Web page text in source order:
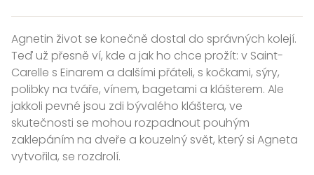
Agnetin život se konečně dostal do správných kolejí.
Teď už přesně ví, kde a jak ho chce prožít: v Saint-
Carelle s Einarem a dalšími přáteli, s kočkami, sýry,
polibky na tváře, vínem, bagetami a klášterem. Ale
jakkoli pevné jsou zdi bývalého kláštera, ve
skutečnosti se mohou rozpadnout pouhým
zaklepáním na dveře a kouzelný svět, který si Agneta
vytvořila, se rozdrolí.